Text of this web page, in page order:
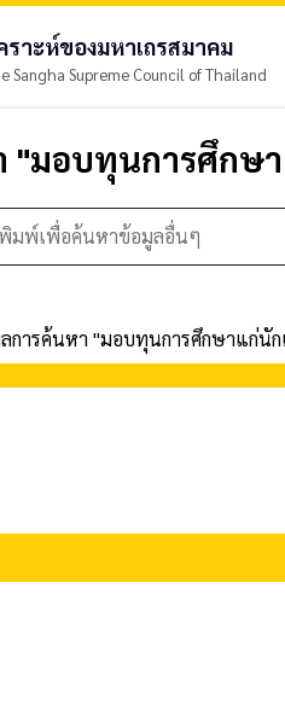
ราะห์ของมหาเถรสมาคม
Sangha Supreme Council of Thailand
"มอบทุนการศึกษ
การค้นหา "มอบทุนการศึกษาแก่นัก